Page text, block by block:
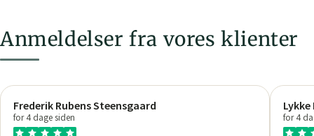
Anmeldelser fra vores klienter